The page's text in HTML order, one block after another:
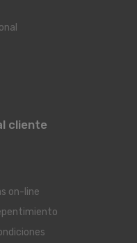
cliente
on-line